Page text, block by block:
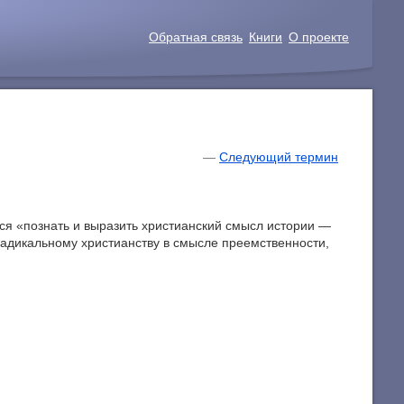
Обратная связь Книги О проекте
—Следующий термин
и выразить христианский смысл истории —
христианству в смысле преемственности,